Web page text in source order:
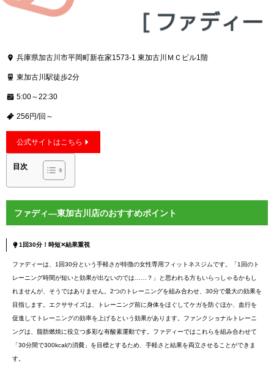
兵庫県加古川市平岡町新在家1573-1 東加古川ＭＣビル1階
東加古川駅徒歩2分
5:00～22:30
256円/回～
公式サイトはこちら
目次
ファディ―東加古川店のおすすめポイント
1回30分！時短✕結果重視
ファディーは、1回30分という手軽さが特徴の女性専用フィットネスジムです。「1回のト
レーニング時間が短いと効果が出ないのでは……？」と思われる方もいらっしゃるかもし
れませんが、そうではありません。2つのトレーニングを組み合わせ、30分で最大の効果を
目指します。エクササイズは、トレーニング前に身体をほぐしてケガを防ぐほか、血行を
促進してトレーニングの効率を上げるという効果があります。ファンクショナルトレーニ
ングは、脂肪燃焼に役立つ多彩な有酸素運動です。ファディーではこれらを組み合わせて
「30分間で300kcalの消費」を目標とするため、手軽さと結果を両立させることができま
す。